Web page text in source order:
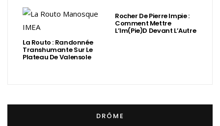
La Routo : Randonnée
Transhumante Sur Le
Plateau De Valensole
Rocher De Pierre Impie :
Comment Mettre
L’Im(Pie)d Devant L’Autre
DRÔME